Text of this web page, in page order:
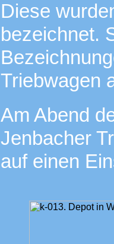
Diese
bezeichnet.
Triebwagen
Am Abend
Jenbacher
auf einen